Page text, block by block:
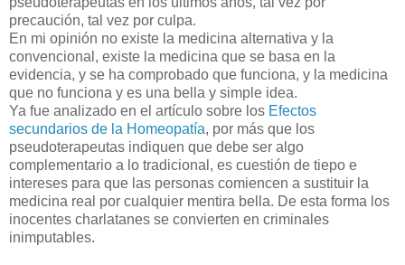
precaución, tal vez por culpa.
En mi opinión no existe la medicina alternativa y la
convencional, existe la medicina que se basa en la
evidencia, y se ha comprobado que funciona, y la medicina
que no funciona y es una bella y simple idea.
Ya fue analizado en el artículo sobre los Efectos
secundarios de la Homeopatía, por más que los
pseudoterapeutas indiquen que debe ser algo
complementario a lo tradicional, es cuestión de tiepo e
intereses para que las personas comiencen a sustituir la
medicina real por cualquier mentira bella. De esta forma los
inocentes charlatanes se convierten en criminales
inimputables.